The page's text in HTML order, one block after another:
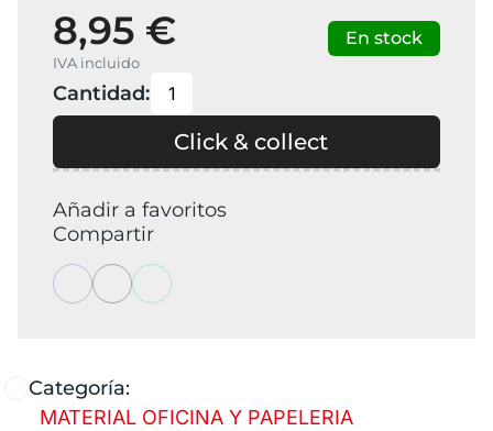
Categoría:
MATERIAL OFICINA Y PAPELERIA
8,95 €
IVA incluido
En stock
Cantidad:
Click & collect
Añadir a favoritos
Compartir